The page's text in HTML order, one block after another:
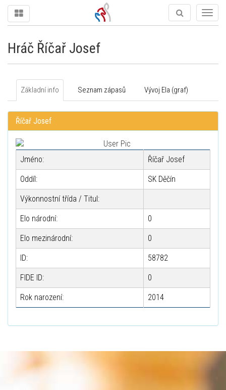
Hráč Říčař Josef
Základní info Seznam zápasů Vývoj Ela (graf)
Říčař Josef
Jméno: Říčař Josef
Oddíl: SK Děčín
Výkonnostní třída / Titul:
Elo národní: 0
Elo mezinárodní: 0
ID: 58782
FIDE ID: 0
Rok narození: 2014